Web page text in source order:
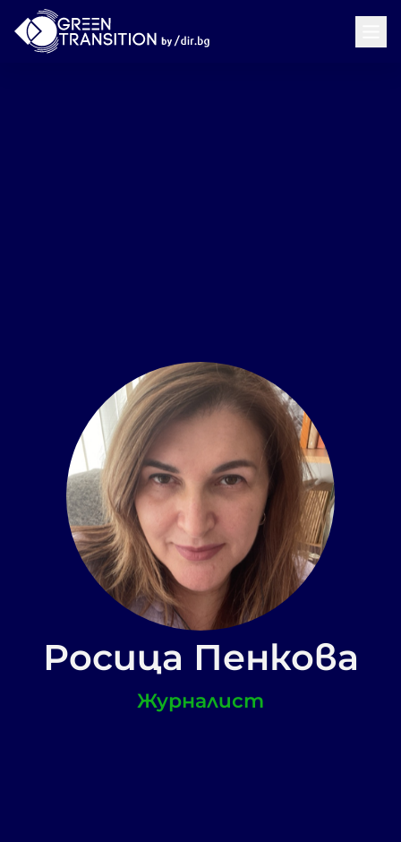
Росица Пенкова
Журналист